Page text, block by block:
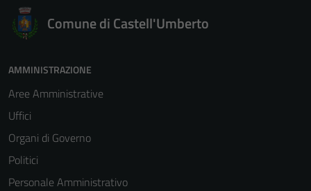
Comune di Castell'Umberto
AMMINISTRAZIONE
Aree Amministrative
Uffici
Organi di Governo
Politici
Personale Amministrativo